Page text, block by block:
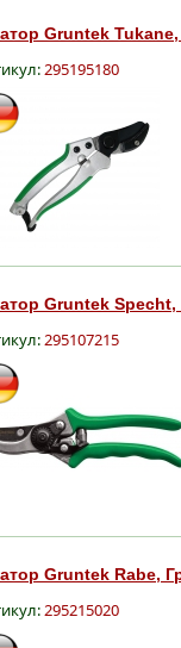
Gruntek
295195180
Gruntek
295107215
Gruntek Rabe,
295215020